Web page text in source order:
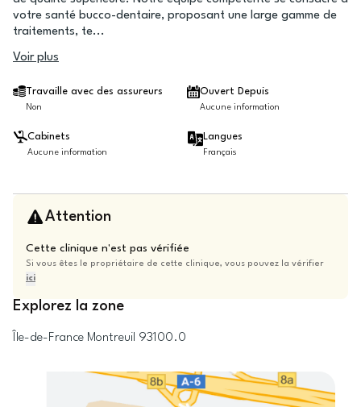
votre santé bucco-dentaire, proposant une large gamme de
traitements, te...
Voir plus
Travaille avec des assureurs
Non
Ouvert Depuis
Aucune information
Cabinets
Aucune information
Langues
Français
Attention
Cette clinique n'est pas vérifiée
Si vous êtes le propriétaire de cette clinique, vous pouvez la vérifier
ici
Explorez la zone
Île-de-France Montreuil 93100.0